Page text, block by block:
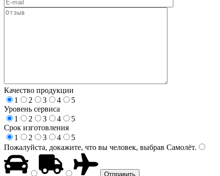
Качество продукции
1
2 3 4
5
Уровень сервиса
1
2 3 4
5
Срок изготовления
1
2 3 4
5
Пожалуйста, докажите, что вы человек, выбрав Самолёт.